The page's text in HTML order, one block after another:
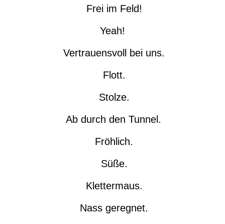
Frei im Feld!
Yeah!
Vertrauensvoll bei uns.
Flott.
Stolze.
Ab durch den Tunnel.
Fröhlich.
Süße.
Klettermaus.
Nass geregnet.